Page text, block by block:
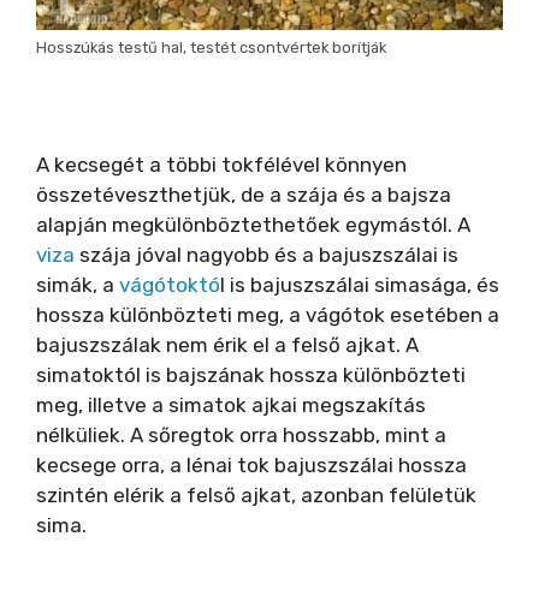
Hosszúkás testű hal, testét csontvértek borítják
A kecsegét a többi tokfélével könnyen
összetéveszthetjük, de a szája és a bajsza
alapján megkülönböztethetőek egymástól. A
viza szája jóval nagyobb és a bajuszszálai is
simák, a vágótoktól is bajuszszálai simasága, és
hossza különbözteti meg, a vágótok esetében a
bajuszszálak nem érik el a felső ajkat. A
simatoktól is bajszának hossza különbözteti
meg, illetve a simatok ajkai megszakítás
nélküliek. A sőregtok orra hosszabb, mint a
kecsege orra, a lénai tok bajuszszálai hossza
szintén elérik a felső ajkat, azonban felületük
sima.